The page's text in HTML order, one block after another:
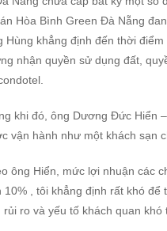
Hòa Bình Green Đà Nẵng
Hùng khẳng định đến thời
nhận quyền sử dụng đất,
khi đó, ông Dương Đức Hiển
vận hành như một khách sạn
ông Hiển, mức lợi nhuận các
10% , tôi khẳng định rất khó
rủi ro và yếu tố khách quan